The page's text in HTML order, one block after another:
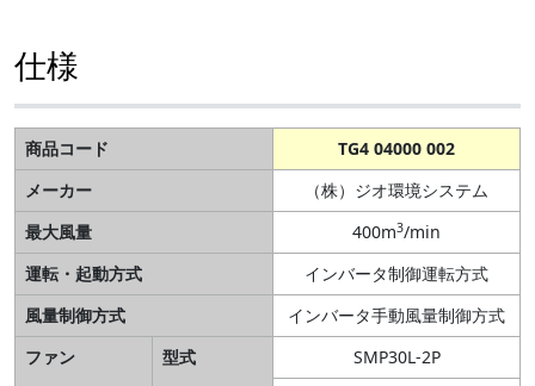
仕様
商品コード
TG4 04000 002
メーカー
（株）ジオ環境システム
最大風量
400m3/min
運転・起動方式
インバータ制御運転方式
風量制御方式
インバータ手動風量制御方式
ファン
型式
SMP30L-2P